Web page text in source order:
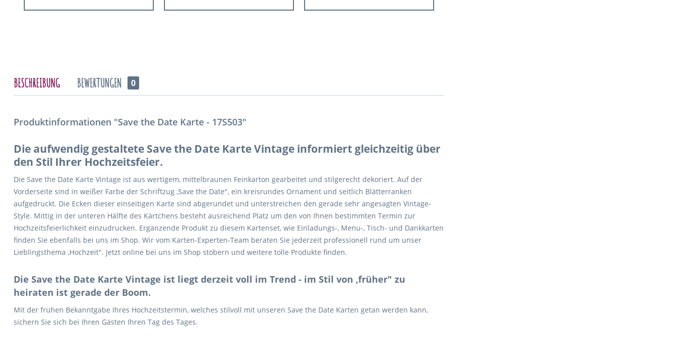
BESCHREIBUNG BEWERTUNGEN 0
Produktinformationen "Save the Date Karte - 17S503"
Die aufwendig gestaltete Save the Date Karte Vintage informiert gleichzeitig über
den Stil Ihrer Hochzeitsfeier.
Die Save the Date Karte Vintage ist aus wertigem, mittelbraunen Feinkarton gearbeitet und stilgerecht dekoriert. Auf der
Vorderseite sind in weißer Farbe der Schriftzug ,Save the Date", ein kreisrundes Ornament und seitlich Blätterranken
aufgedruckt. Die Ecken dieser einseitigen Karte sind abgerundet und unterstreichen den gerade sehr angesagten Vintage-
Style. Mittig in der unteren Hälfte des Kärtchens besteht ausreichend Platz um den von Ihnen bestimmten Termin zur
Hochzeitsfeierlichkeit einzudrucken. Ergänzende Produkt zu diesem Kartenset, wie Einladungs-, Menu-, Tisch- und Dankkarten
finden Sie ebenfalls bei uns im Shop. Wir vom Karten-Experten-Team beraten Sie jederzeit professionell rund um unser
Lieblingsthema ,Hochzeit". Jetzt online bei uns im Shop stöbern und weitere tolle Produkte finden.
Die Save the Date Karte Vintage ist liegt derzeit voll im Trend - im Stil von ,früher" zu
heiraten ist gerade der Boom.
Mit der frühen Bekanntgabe Ihres Hochzeitstermin, welches stilvoll mit unseren Save the Date Karten getan werden kann,
sichern Sie sich bei Ihren Gästen Ihren Tag des Tages.